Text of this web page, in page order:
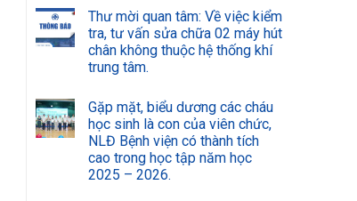
Thư mời quan tâm: Về việc kiểm
tra, tư vấn sửa chữa 02 máy hút
chân không thuộc hệ thống khí
trung tâm.
Gặp mặt, biểu dương các cháu
học sinh là con của viên chức,
NLĐ Bệnh viện có thành tích
cao trong học tập năm học
2025 – 2026.